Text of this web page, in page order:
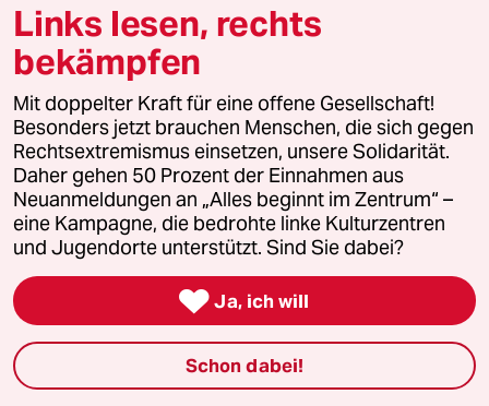
Steuern tatsächlich auch erhält, dito.
Für das Letzte brauchen wir dabei
wohl wieder mehr Leute, nicht
weniger.
U uvw
19.02.2025 ,03:45 Uhr
Da sich die Multi-Millionäre und Milliardäre eh
alle steuerlich ins Ausland verkrümeln - was
würde hier fehlen?
Und @Tom Tailor: "Wenn ich es mit einer
klugen Geschäftsidee und entsprechendem
Einsatz zu einem entsprechendem Vermögen
bringe soll dies via Regel unmöglich gemacht
werden?"
Links lesen, rechts
bekämpfen
Mit doppelter Kraft für eine offene Gesellschaft!
Besonders jetzt brauchen Menschen, die sich gegen
Rechtsextremismus einsetzen, unsere Solidarität.
Daher gehen 50 Prozent der Einnahmen aus
Neuanmeldungen an „Alles beginnt im Zentrum“ –
eine Kampagne, die bedrohte linke Kulturzentren
und Jugendorte unterstützt. Sind Sie dabei?
 Ja, ich will
Schon dabei!